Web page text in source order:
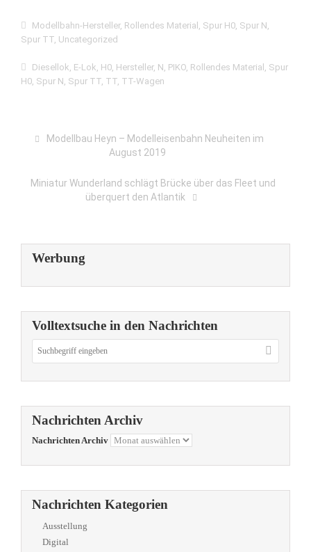
Modellbahn-Hersteller, Rollendes Material , Spur H0, Spur N,
Spur TT, Uncategorized
Diesellok, E-Lok, H0, Hersteller, N, PIKO, Rollendes Material , Spur
H0, Spur N, Spur TT, TT, TT-Wagen
Modellbau Heyn – Modelleisenbahn Neuheiten im
August 2019
Miniatur Wunderland schlägt Brücke über das Fleet und
überquert den Atlantik
Werbung
Volltextsuche in den Nachrichten
Nachrichten Archiv
Nachrichten Archiv
Nachrichten Kategorien
Ausstellung
Digital